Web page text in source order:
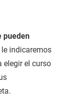
pueden
indicaremos
elegir el curso